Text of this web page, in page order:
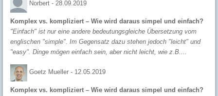
Norbert - 28.09.2019
Komplex vs. kompliziert – Wie wird daraus simpel und einfach?
"Einfach" ist nur eine andere bedeutungsgleiche Übersetzung vom
englischen "simple". Im Gegensatz dazu stehen jedoch "leicht" und
"easy". Dinge mögen einfach sein, aber nicht leicht, wie z.B....
Goetz Mueller - 12.05.2019
Komplex vs. kompliziert – Wie wird daraus simpel und einfach?